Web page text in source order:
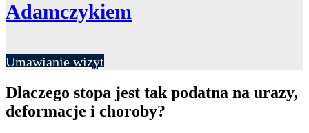
Adamczykiem
Umawianie wizyt
Dlaczego stopa jest tak podatna na urazy,
deformacje i choroby?